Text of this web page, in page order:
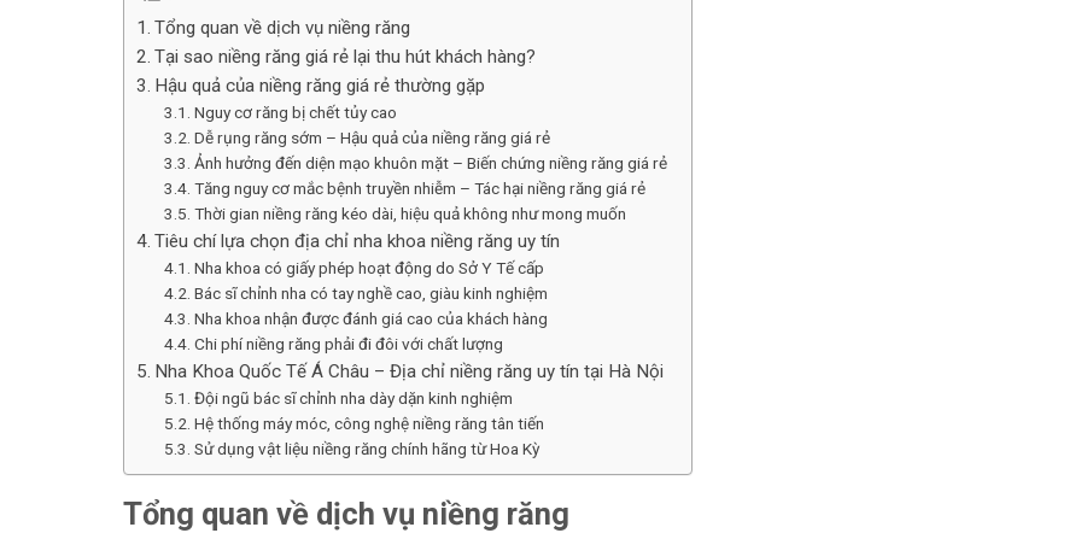
Tổng quan về dịch vụ niềng răng
Tại sao niềng răng giá rẻ lại thu hút khách hàng?
Hậu quả của niềng răng giá rẻ thường gặp
Nguy cơ răng bị chết tủy cao
Dễ rụng răng sớm – Hậu quả của niềng răng giá rẻ
Ảnh hưởng đến diện mạo khuôn mặt – Biến chứng niềng răng giá rẻ
Tăng nguy cơ mắc bệnh truyền nhiễm – Tác hại niềng răng giá rẻ
Thời gian niềng răng kéo dài, hiệu quả không như mong muốn
Tiêu chí lựa chọn địa chỉ nha khoa niềng răng uy tín
Nha khoa có giấy phép hoạt động do Sở Y Tế cấp
Bác sĩ chỉnh nha có tay nghề cao, giàu kinh nghiệm
Nha khoa nhận được đánh giá cao của khách hàng
Chi phí niềng răng phải đi đôi với chất lượng
Nha Khoa Quốc Tế Á Châu – Địa chỉ niềng răng uy tín tại Hà Nội
Đội ngũ bác sĩ chỉnh nha dày dặn kinh nghiệm
Hệ thống máy móc, công nghệ niềng răng tân tiến
Sử dụng vật liệu niềng răng chính hãng từ Hoa Kỳ
Tổng quan về dịch vụ niềng răng